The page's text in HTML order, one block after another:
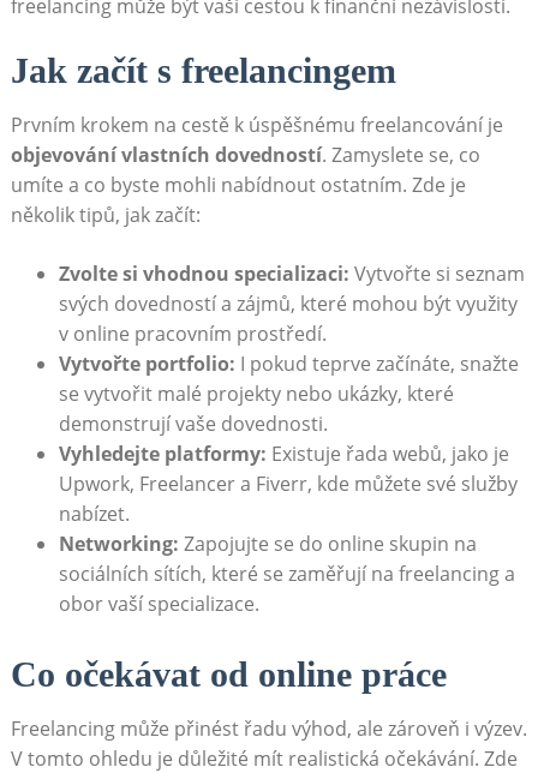
freelancing může být vaší cestou k ⁤finanční nezávislosti.
Jak začít s freelancingem
Prvním krokem ⁢na cestě k úspěšnému freelancování je
objevování‍ vlastních dovedností. Zamyslete se, co
umíte a co byste mohli nabídnout ostatním. ​Zde je
několik tipů, jak začít:
Zvolte si vhodnou specializaci: Vytvořte si seznam
svých dovedností a zájmů, které mohou⁣ být využity
v⁣ online‌ pracovním prostředí.
Vytvořte portfolio: I⁤ pokud ‍teprve začínáte, snažte
se vytvořit malé projekty nebo ukázky, které
demonstrují vaše dovednosti.
Vyhledejte platformy: Existuje řada webů, jako je
Upwork, ⁣Freelancer a Fiverr, kde můžete své služby
nabízet.
Networking: ‌Zapojujte se do online skupin na
sociálních sítích, které se zaměřují na freelancing a
obor vaší specializace.
Co očekávat od online práce
Freelancing může přinést řadu výhod, ‌ale zároveň i výzev.
V tomto ohledu je důležité mít ⁤realistická očekávání. Zde